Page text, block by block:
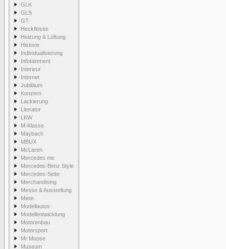
GLK
GLS
GT
Heckflosse
Heizung & Lüftung
Historie
Individualisierung
Infotainment
Interieur
Internet
Jubiläum
Konzern
Lackierung
Literatur
LKW
M-Klasse
Maybach
MBUX
McLaren
Mercedes me
Mercedes-Benz Style
Mercedes-Seite
Merchandising
Messe & Ausstellung
Miete
Modellautos
Modellentwicklung
Motorenbau
Motorsport
Mr Moose
Museum